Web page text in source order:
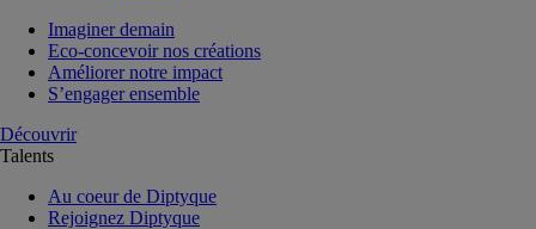
Imaginer demain
Eco-concevoir nos créations
Améliorer notre impact
S’engager ensemble
Découvrir
Talents
Au coeur de Diptyque
Rejoignez Diptyque